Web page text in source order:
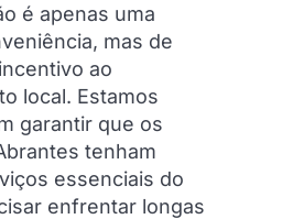
é apenas uma
mas de
ao
local. Estamos
garantir que os
tenham
essenciais do
enfrentar longas